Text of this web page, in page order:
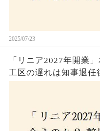
2025/07/23
「リニア2027年開業
工区の遅れは知事退任